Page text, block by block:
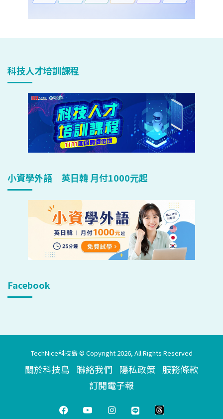
科技人才培訓課程
小資學外語｜英日韓 月付1000元起
Facebook
TechNice科技島 © Copyright 2026, All Rights Reserved
關於科技島 聯絡我們 隱私政策 服務條款
訂閱電子報